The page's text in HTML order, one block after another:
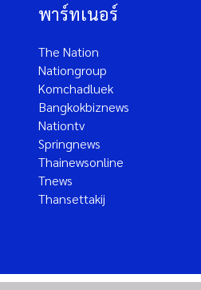
พาร์ทเนอร์
The Nation
Nationgroup
Komchadluek
Bangkokbiznews
Nationtv
Springnews
Thainewsonline
Tnews
Thansettakij